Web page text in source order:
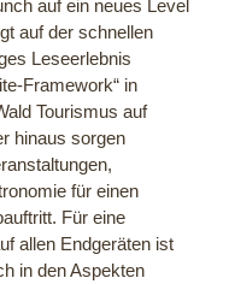
auf ein neues Level
auf der schnellen
Leseerlebnis
Framework“ in
Tourismus auf
hinaus sorgen
für einen
Für eine
allen Endgeräten ist
in den Aspekten